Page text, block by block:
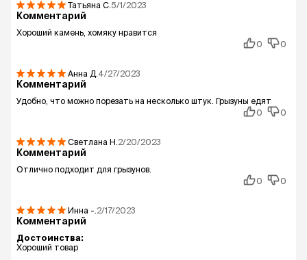
Татьяна С. 5/1/2023
Комментарий
Хороший камень, хомяку нравится
0
0
Анна Д. 4/27/2023
Комментарий
Удобно, что можно порезать на несколько штук. Грызуны едят
0
0
Светлана Н. 2/20/2023
Комментарий
Отлично подходит для грызунов.
0
0
Инна -. 2/17/2023
Комментарий
Достоинства:
Хороший товар